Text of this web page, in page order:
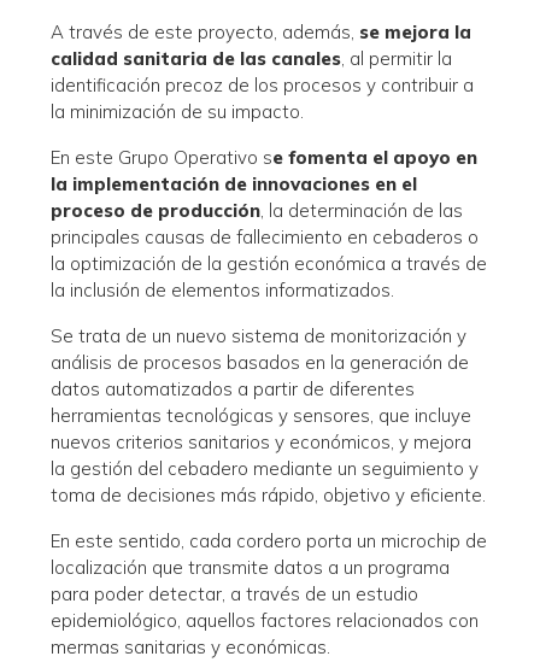
A través de este proyecto, además, se mejora la
calidad sanitaria de las canales, al permitir la
identificación precoz de los procesos y contribuir a
la minimización de su impacto.
En este Grupo Operativo se fomenta el apoyo en
la implementación de innovaciones en el
proceso de producción, la determinación de las
principales causas de fallecimiento en cebaderos o
la optimización de la gestión económica a través de
la inclusión de elementos informatizados.
Se trata de un nuevo sistema de monitorización y
análisis de procesos basados en la generación de
datos automatizados a partir de diferentes
herramientas tecnológicas y sensores, que incluye
nuevos criterios sanitarios y económicos, y mejora
la gestión del cebadero mediante un seguimiento y
toma de decisiones más rápido, objetivo y eficiente.
En este sentido, cada cordero porta un microchip de
localización que transmite datos a un programa
para poder detectar, a través de un estudio
epidemiológico, aquellos factores relacionados con
mermas sanitarias y económicas.